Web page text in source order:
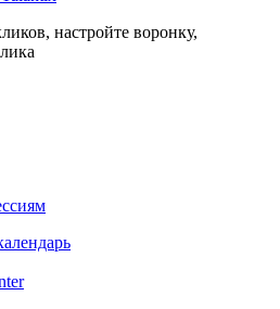
настройте воронку,